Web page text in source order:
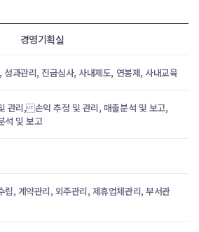
경영기획실
성과관리, 진급심사, 사내제도, 연봉제, 사내교육
관리, 손익 추정 및 관리, 매출분석 및 보고,
석 및 보고
립, 계약관리, 외주관리, 제휴업체관리, 부서관